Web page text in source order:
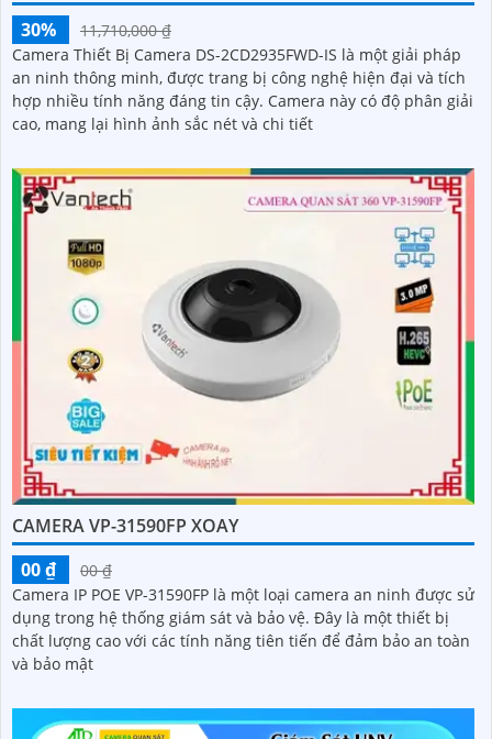
30%
11,710,000 ₫
Camera Thiết Bị Camera DS-2CD2935FWD-IS là một giải pháp
an ninh thông minh, được trang bị công nghệ hiện đại và tích
hợp nhiều tính năng đáng tin cậy. Camera này có độ phân giải
cao, mang lại hình ảnh sắc nét và chi tiết
CAMERA VP-31590FP XOAY
00 ₫
00 ₫
Camera IP POE VP-31590FP là một loại camera an ninh được sử
dụng trong hệ thống giám sát và bảo vệ. Đây là một thiết bị
chất lượng cao với các tính năng tiên tiến để đảm bảo an toàn
và bảo mật